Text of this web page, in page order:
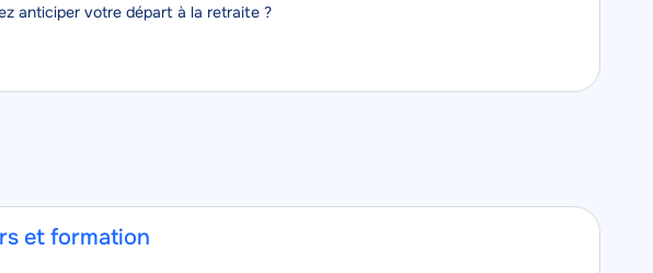
anticiper votre départ à la retraite ?
et formation